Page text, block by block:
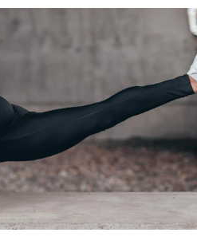
Underhållning
Horoskop
Quiz